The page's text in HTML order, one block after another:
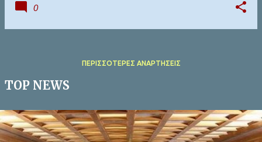
0
ΠΕΡΙΣΣΌΤΕΡΕΣ ΑΝΑΡΤΉΣΕΙΣ
TOP NEWS